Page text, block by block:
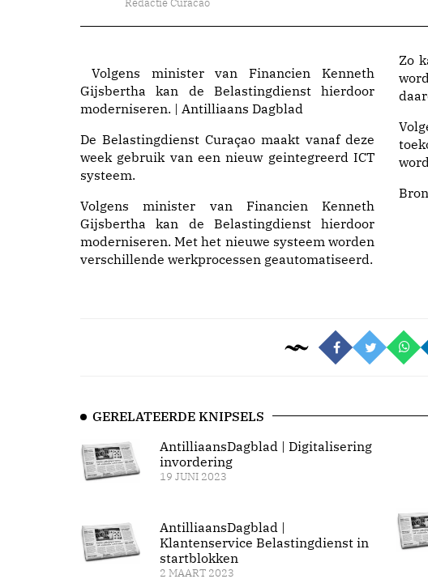
Redactie Curacao
Volgens minister van Financien Kenneth
Gijsbertha kan de Belastingdienst hierdoor
moderniseren. | Antilliaans Dagblad
De Belastingdienst Curaçao maakt vanaf deze
week gebruik van een nieuw geintegreerd ICT
systeem.
Volgens minister van Financien Kenneth
Gijsbertha kan de Belastingdienst hierdoor
moderniseren. Met het nieuwe systeem worden
verschillende werkprocessen geautomatiseerd.
Zo
GERELATEERDE KNIPSELS
AntilliaansDagblad | Digitalisering
invordering
19 JUNI 2023
AntilliaansDagblad |
Klantenservice Belastingdienst in
startblokken
2 MAART 2023